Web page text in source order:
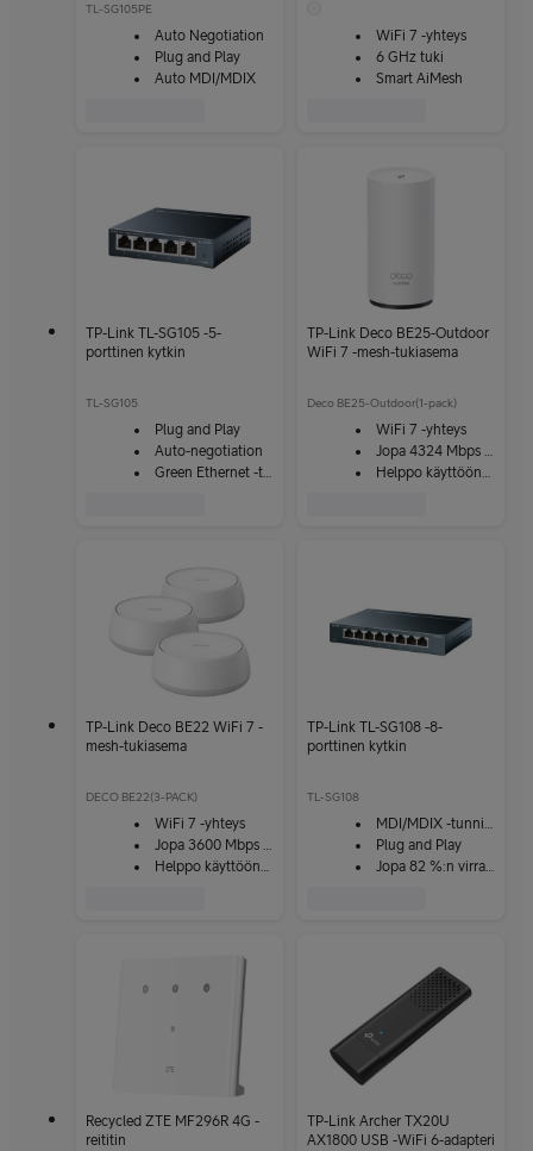
TL-SG105PE
Auto Negotiation
Plug and Play
Auto MDI/MDIX
WiFi 7 -yhteys
6 GHz tuki
Smart AiMesh
TP-Link TL-SG105 -5-
porttinen kytkin
TL-SG105
Plug and Play
Auto-negotiation
Green Ethernet -teknologia
TP-Link Deco BE25-Outdoor
WiFi 7 -mesh-tukiasema
Deco BE25-Outdoor(1-pack)
WiFi 7 -yhteys
Jopa 4324 Mbps nopeus
Helppo käyttöönotto
TP-Link Deco BE22 WiFi 7 -
mesh-tukiasema
DECO BE22(3-PACK)
WiFi 7 -yhteys
Jopa 3600 Mbps nopeus
Helppo käyttöönotto
TP-Link TL-SG108 -8-
porttinen kytkin
TL-SG108
MDI/MDIX -tunnistus
Plug and Play
Jopa 82 %:n virransäästö
Recycled ZTE MF296R 4G -
reititin
TP-Link Archer TX20U
AX1800 USB -WiFi 6-adapteri